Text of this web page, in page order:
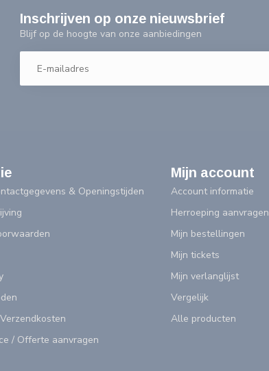
Inschrijven op onze nieuwsbrief
Blijf op de hoogte van onze aanbiedingen
& Openingstijden
/ Offerte aanvragen
Mijn account
Account informatie
Herroeping aanvragen
Mijn bestellingen
Mijn tickets
Mijn verlanglijst
Vergelijk
Alle producten